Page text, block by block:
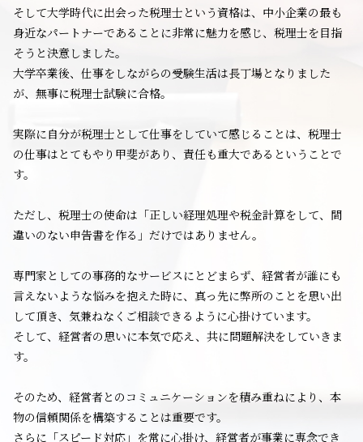
そして大学時代に出会った税理士という資格は、中小企業の最も
身近なパートナーであることに非常に魅力を感じ、税理士を目指
そうと決意しました。
大学卒業後、仕事をしながらの受験生活は長丁場となりました
が、無事に税理士試験に合格。
実際に自分が税理士として仕事をしていて感じることは、税理士
の仕事はとてもやり甲斐があり、責任も重大であるということで
す。
ただし、税理士の使命は「正しい経理処理や税金計算をして、間
違いのない申告書を作る」だけではありません。
専門家としての事務的なサービスにとどまらず、経営者が誰にも
言えないような悩みを抱えた時に、真っ先に弊所のことを思い出
して頂き、気兼ねなくご相談できるように心掛けています。
そして、経営者の思いに本気で応え、共に問題解決をしていきま
す。
そのため、経営者とのコミュニケーションを積み重ねにより、本
物の信頼関係を構築することは重要です。
さらに「スピード対応」を常に心掛け、経営者が事業に専念でき